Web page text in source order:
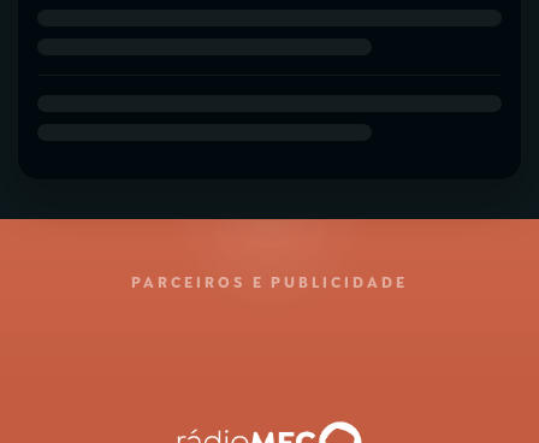
PARCEIROS E PUBLICIDADE